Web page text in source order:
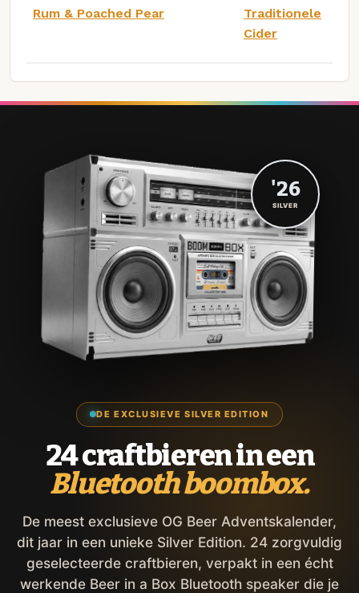
Rum & Poached Pear
Traditionele
Cider
DE EXCLUSIEVE SILVER EDITION
24 craftbieren in een
Bluetooth boombox.
De meest exclusieve OG Beer Adventskalender,
dit jaar in een unieke Silver Edition. 24 zorgvuldig
geselecteerde craftbieren, verpakt in een écht
werkende Beer in a Box Bluetooth speaker die je
'26
SILVER